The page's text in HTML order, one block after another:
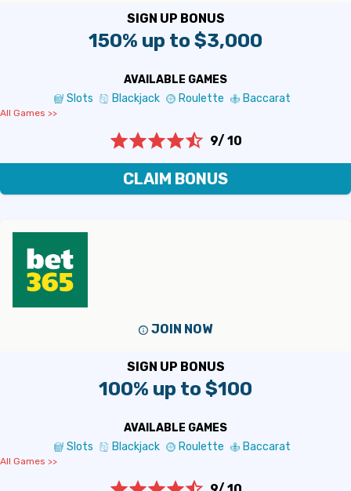
SIGN UP BONUS
150% up to $3,000
AVAILABLE GAMES
Slots
Blackjack Roulette Baccarat
All Games >>
9/ 10
CLAIM BONUS
JOIN NOW
SIGN UP BONUS
100% up to $100
AVAILABLE GAMES
Slots
Blackjack Roulette Baccarat
All Games >>